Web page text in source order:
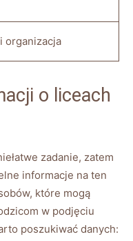
organizacja
o liceach
zadanie, zatem
informacje na ten
które mogą
w podjęciu
poszukiwać danych: